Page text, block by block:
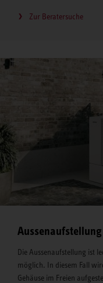
Zur Beratersuche
Aussenaufstellung
Die Aussenaufstellung ist
möglich. In diesem Fall
Gehäuse im Freien